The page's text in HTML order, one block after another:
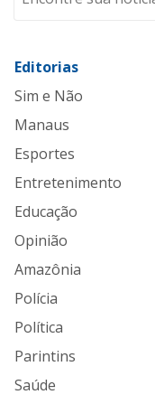
Editorias
Sim e Não
Manaus
Esportes
Entretenimento
Educação
Opinião
Amazônia
Polícia
Política
Parintins
Saúde